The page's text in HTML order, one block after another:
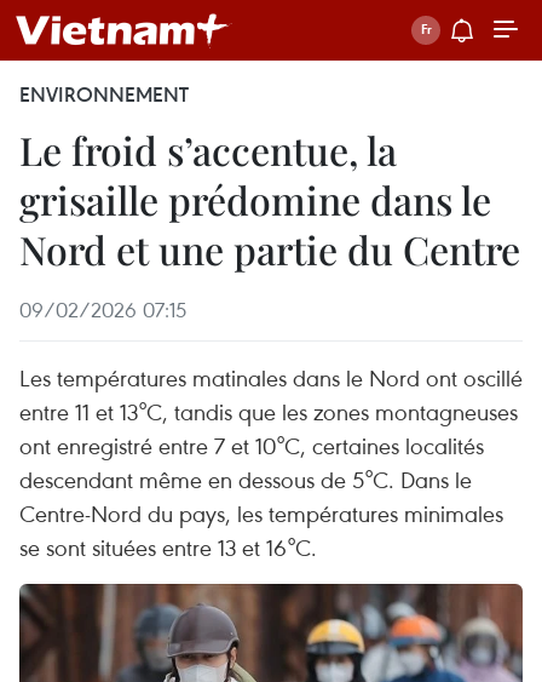
ENVIRONNEMENT
Le froid s’accentue, la
grisaille prédomine dans le
Nord et une partie du Centre
09/02/2026 07:15
Les températures matinales dans le Nord ont oscillé
entre 11 et 13°C, tandis que les zones montagneuses
ont enregistré entre 7 et 10°C, certaines localités
descendant même en dessous de 5°C. Dans le
Centre-Nord du pays, les températures minimales
se sont situées entre 13 et 16°C.